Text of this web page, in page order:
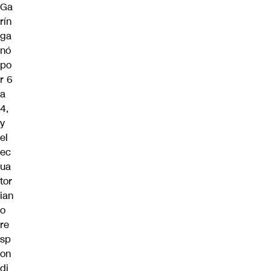
Ga
rín
ga
nó
po
r 6
a
4,
y
el
ec
ua
tor
ian
o
re
sp
on
di